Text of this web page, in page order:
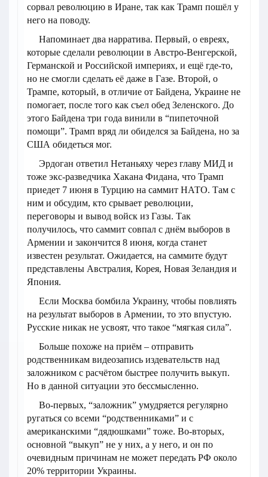
сорвал революцию в Иране, так как Трамп пошёл у
него на поводу.
Напоминает два нарратива. Первый, о евреях,
которые сделали революции в Австро-Венгерской,
Германской и Российской империях, и ещё где-то,
но не смогли сделать её даже в Газе. Второй, о
Трампе, который, в отличие от Байдена, Украине не
помогает, после того как съел обед Зеленского. До
этого Байдена три года винили в “пипеточной
помощи”. Трамп вряд ли обиделся за Байдена, но за
США обидеться мог.
Эрдоган ответил Нетаньяху через главу МИД и
тоже экс-разведчика Хакана Фидана, что Трамп
приедет 7 июня в Турцию на саммит НАТО. Там с
ним и обсудим, кто срывает революции,
переговоры и вывод войск из Газы. Так
получилось, что саммит совпал с днём выборов в
Армении и закончится 8 июня, когда станет
известен результат. Ожидается, на саммите будут
представлены Австралия, Корея, Новая Зеландия и
Япония.
Если Москва бомбила Украину, чтобы повлиять
на результат выборов в Армении, то это впустую.
Русские никак не усвоят, что такое “мягкая сила”.
Больше похоже на приём – отправить
родственникам видеозапись издевательств над
заложником с расчётом быстрее получить выкуп.
Но в данной ситуации это бессмысленно.
Во-первых, “заложник” умудряется регулярно
ругаться со всеми “родственниками” и с
американскими “дядюшками” тоже. Во-вторых,
основной “выкуп” не у них, а у него, и он по
очевидным причинам не может передать РФ около
20% территории Украины.